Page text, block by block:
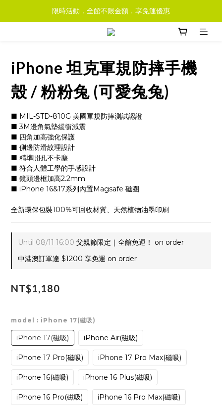
限時活動．全館不限金額．享免運優惠
iPhone 坦克軍規防摔手機
殼 / 粉粉兔 (可愛兔兔)
■ MIL-STD-810G 美國軍規防摔測試認證
■ 3M邊角氣墊緩衝減震
■ 四角加高強化保護
■ 側邊防滑紋理設計
■ 精準開孔不卡塵
■ 符合人體工學的手感設計
■ 鏡頭邊框加高2.2mm
■ iPhone 16&17系列內置Magsafe 磁圈
全新環保包裝100%可回收材質、天然植物油墨印刷
Until 08/11 16:00 父親節限定｜全館免運！ on order
中港澳訂單達 $1200 享免運 on order
NT$1,180
model : iPhone 17(磁吸)
iPhone 17(磁吸) iPhone Air(磁吸)
iPhone 17 Pro(磁吸) iPhone 17 Pro Max(磁吸)
iPhone 16(磁吸) iPhone 16 Plus(磁吸)
iPhone 16 Pro(磁吸) iPhone 16 Pro Max(磁吸)